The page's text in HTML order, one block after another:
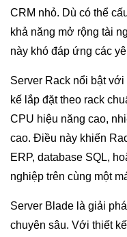
CRM nhỏ. Dù có thể
khả năng mở rộng tài
này khó đáp ứng các
Server Rack nổi bật
kế lắp đặt theo rack
CPU hiệu năng cao,
cao. Điều này khiến
ERP, database SQL,
nghiệp trên cùng một
Server Blade là giải
chuyên sâu. Với thiết